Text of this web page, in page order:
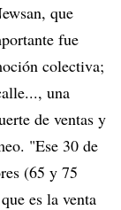
que
fue
colectiva;
una
de ventas y
"Ese 30 de
(65 y 75
es la venta